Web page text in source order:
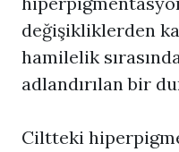
değişikliklerden
hamilelik
adlandırılan bir
Ciltteki